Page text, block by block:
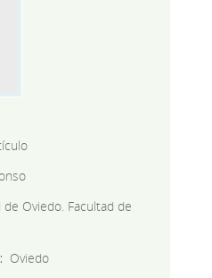
de Oviedo. Facultad de
Oviedo